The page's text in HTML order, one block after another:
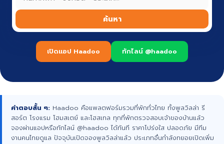
ค้นหา
เปิดแอป Haadoo ทักไลน์ @haadoo
คำตอบสั้น ๆ: Haadoo คือแพลตฟอร์มรวมที่พักทั่วไทย ทั้งพูลวิลล่า รี
สอร์ต โรงแรม โฮมสเตย์ และโฮสเทล ทุกที่พักตรวจสอบเจ้าของบ้านแล้ว
จองผ่านแอปหรือทักไลน์ @haadoo ได้ทันที ราคาโปร่งใส ปลอดภัย มีทีม
งานคนไทยดูแล ปัจจุบันเปิดจองพูลวิลล่าแล้ว ประเภทอื่นกำลังทยอยเปิดเพิ่ม